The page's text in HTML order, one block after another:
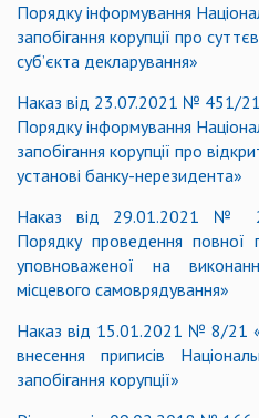
Порядку інформування
запобігання корупції про
суб’єкта декларування»
Наказ від 23.07.2021 № 451/
Порядку інформування
запобігання корупції про
установі банку-нерезидента»
Наказ від 29.01.2021 №
Порядку проведення повної
уповноваженої на
місцевого самоврядування»
Наказ від 15.01.2021 № 8/21
внесення приписів
запобігання корупції»